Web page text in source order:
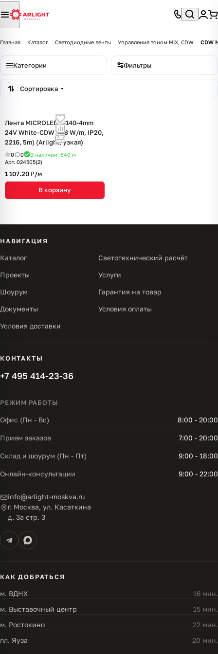
Главная Каталог Светодиодные ленты Управление тоном MIX, CDW CDW
Категории Фильтры
Сортировка
Лента MICROLED-M140-4mm
24V White-CDW (4.8 W/m, IP20,
2216, 5m) (Arlight, узкая)
0 0 В наличии: 640 м
Арт. 024505(2)
1 107.20 ₽/м
В корзину
НАВИГАЦИЯ
Каталог Светотехнический расчёт
Проекты Услуги
Шоурум Гарантия на товар
Документы Условия оплаты
Условия доставки
КОНТАКТЫ
+7 495 414-23-36
РЕЖИМ РАБОТЫ
Офис (Пн - Вс) 8:00 - 20:00
Прием заказов 7:00 - 20:00
Склад и шоурум (Пн - Пт) 9:00 - 18:00
Онлайн-консультации 9:00 - 22:00
info@arlight-moskva.ru
г. Москва, ул. Касаткина
д. 3а стр. 3
КАК ДОБРАТЬСЯ
м. ВДНХ
16 мин.
м. Выставочный центр
15 мин.
м. Ростокино
22 мин.
пл. Яуза
20 мин.